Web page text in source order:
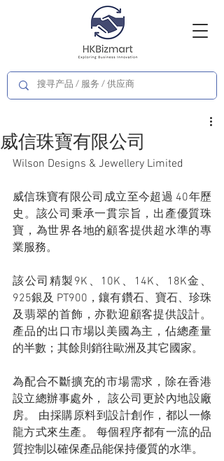
威信珠寶有限公司
Wilson Designs & Jewellery Limited
威信珠寶有限公司成立至今超過 40年歷
史。該公司秉承一貫宗旨，出產優質珠
寶，為世界各地的顧客提供超水準的專
業服務。
該公司精製9K、10K、14K、18K金、
925銀及 PT900，鑲有鑽石、寶石、珍珠
及翡翠的首飾，亦歡迎顧客提供設計。
產品的出口市場以美國為主，佔總產量
的半數；其餘則銷往歐洲及其它國家。
為配合不斷擴充的市場需求，除在香港
設立總辦事處外， 該公司更於內地設廠
房。 由採購原料到設計創作，都以一條
龍方式來生產。 每個程序都有一流的品
質控制以確保產品能保持優質的水準。